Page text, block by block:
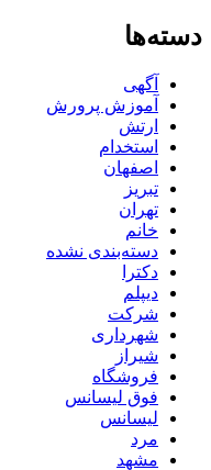
دسته‌ها
آگهی
آموزش پرورش
ارتش
استخدام
اصفهان
تبریز
تهران
خانم
دسته‌بندی نشده
دکترا
دیپلم
شرکت
شهرداری
شیراز
فروشگاه
فوق لیسانس
لیسانس
مرد
مشهد